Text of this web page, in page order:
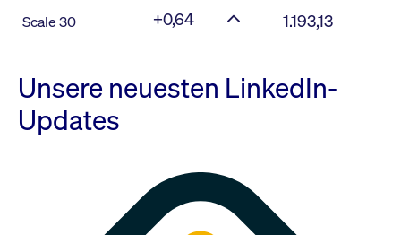
Scale 30 +0,64 1.193,13
Unsere neuesten LinkedIn-
Updates